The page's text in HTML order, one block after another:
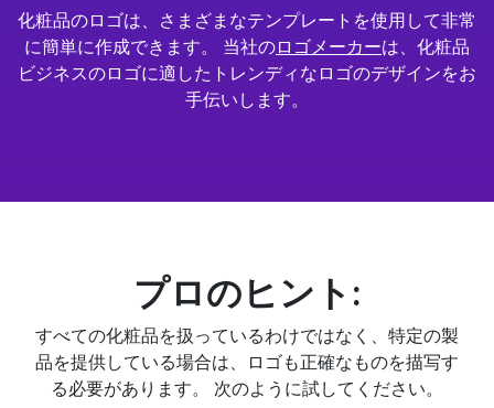
化粧品のロゴは、さまざまなテンプレートを使用して非常
に簡単に作成できます。 当社のロゴメーカーは、化粧品
ビジネスのロゴに適したトレンディなロゴのデザインをお
手伝いします。
プロのヒント:
すべての化粧品を扱っているわけではなく、特定の製
品を提供している場合は、ロゴも正確なものを描写す
る必要があります。 次のように試してください。